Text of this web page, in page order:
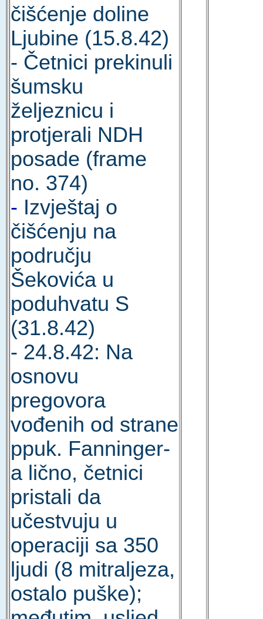
čišćenje doline
Ljubine (15.8.42)
- Četnici prekinuli
šumsku
željeznicu i
protjerali NDH
posade (frame
no. 374)
- Izvještaj o
čišćenju na
području
Šekovića u
poduhvatu S
(31.8.42)
- 24.8.42: Na
osnovu
pregovora
vođenih od strane
ppuk. Fanninger-
a lično, četnici
pristali da
učestvuju u
operaciji sa 350
ljudi (8 mitraljeza,
ostalo puške);